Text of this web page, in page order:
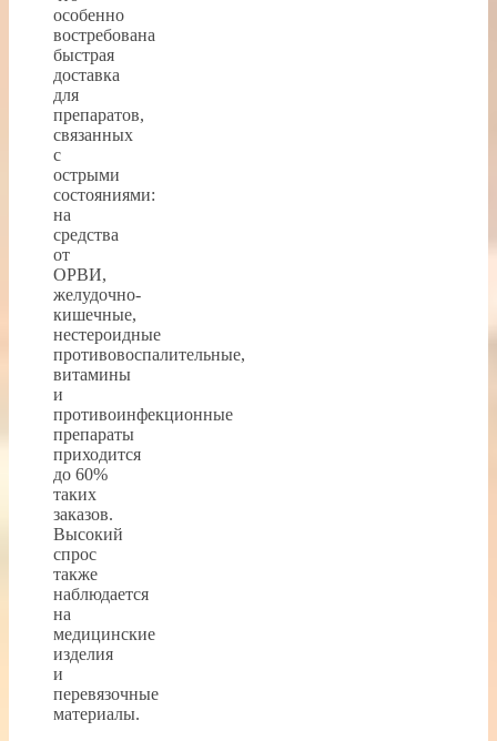
особенно
востребована
быстрая
доставка
для
препаратов,
связанных
с
острыми
состояниями:
на
средства
от
ОРВИ,
желудочно-
кишечные,
нестероидные
противовоспалительные,
витамины
и
противоинфекционные
препараты
приходится
до 60%
таких
заказов.
Высокий
спрос
также
наблюдается
на
медицинские
изделия
и
перевязочные
материалы.